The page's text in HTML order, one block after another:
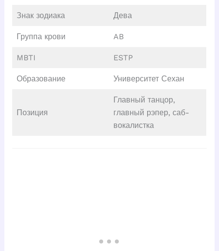
Знак зодиака Дева
Группа крови AB
MBTI ESTP
Образование Университет Сехан
Позиция
Главный танцор,
главный рэпер, саб-
вокалистка